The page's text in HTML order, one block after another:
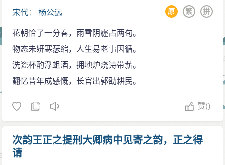
宋代：杨公远 拼
繁
原
花朝恰了一分春，雨雪阴霾占两旬。
物态未妍寒瑟缩，人生易老事因循。
洗瓷杯酌浮蛆酒，拥地炉烧诗带薪。
翻忆昔年成感慨，长官出郭劭耕民。
赞()
次韵王正之提刑大卿病中见寄之韵，正之得
请